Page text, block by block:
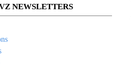
NEWSLETTERS